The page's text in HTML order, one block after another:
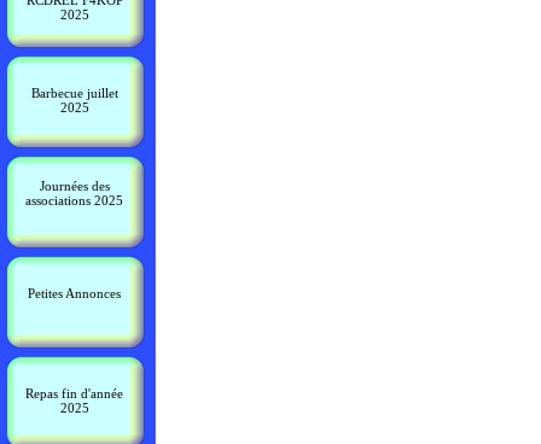
2025
Barbecue juillet
2025
Journées des
associations 2025
Petites Annonces
Repas fin d'année
2025